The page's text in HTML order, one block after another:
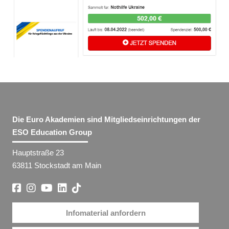
Die Euro Akademien sind Mitgliedseinrichtungen der
ESO Education Group
Hauptstraße 23
63811 Stockstadt am Main
Infomaterial anfordern